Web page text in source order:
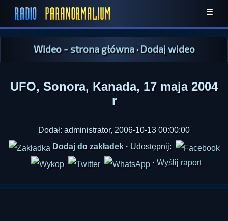
☰
Wideo - strona główna·Dodaj wideo
UFO, Sonora, Kanada, 17 maja 2004
r
Dodał: administrator, 2006-10-13 00:00:00
Dodaj do zakładek · Udostępnij:
· Wyślij raport